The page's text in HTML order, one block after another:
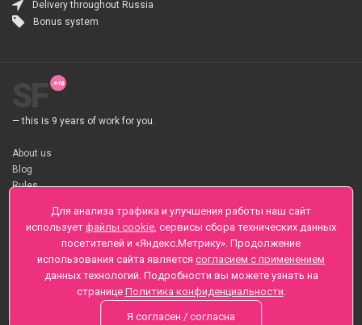
Delivery throughout Russia
Bonus system
— this is 9 years of work for you.
About us
Blog
Rules
About flower Delivery
Payment
Telegramm
Sankt-Peterburg, Zaozernaya 6
+7 (812) 425-01-16
Questions? Call 24 hours
Для анализа трафика и улучшения работы наш сайт
использует файлы cookie, сервисы сбора технических данных
посетителей и «Яндекс.Метрику». Продолжение
использования сайта является согласием с применением
данных технологий. Подробности вы можете узнать на
странице Политика конфиденциальности.
Я согласен / согласна